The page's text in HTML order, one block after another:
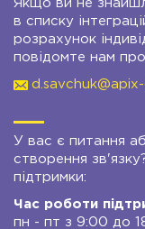
Якщо ви не
в списку
розрахунок
повідомте нам
У вас є питання
створення
підтримки:
Час роботи
пн - пт з 9:00 до